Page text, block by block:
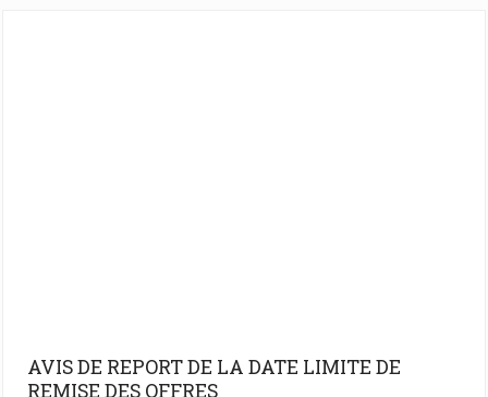
AVIS DE REPORT DE LA DATE LIMITE DE
REMISE DES OFFRES